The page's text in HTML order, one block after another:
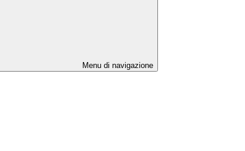
Menu di navigazione